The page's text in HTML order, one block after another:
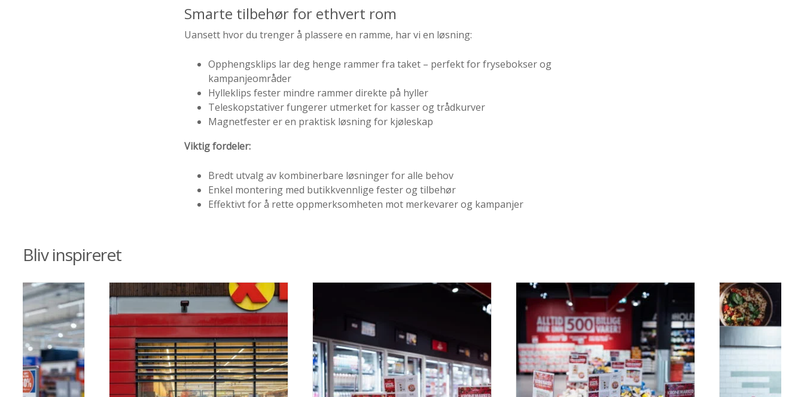
Smarte tilbehør for ethvert rom
Uansett hvor du trenger å plassere en ramme, har vi en løsning:
Opphengsklips lar deg henge rammer fra taket – perfekt for frysebokser og
kampanjeområder
Hylleklips fester mindre rammer direkte på hyller
Teleskopstativer fungerer utmerket for kasser og trådkurver
Magnetfester er en praktisk løsning for kjøleskap
Viktig fordeler:
Bredt utvalg av kombinerbare løsninger for alle behov
Enkel montering med butikkvennlige fester og tilbehør
Effektivt for å rette oppmerksomheten mot merkevarer og kampanjer
Bliv inspireret